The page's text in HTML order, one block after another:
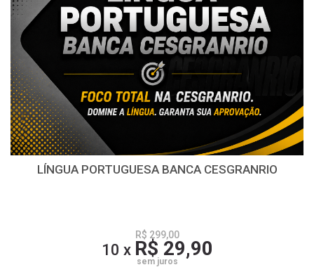
LÍNGUA PORTUGUESA BANCA CESGRANRIO
R$ 299,00
10 x R$ 29,90
sem juros